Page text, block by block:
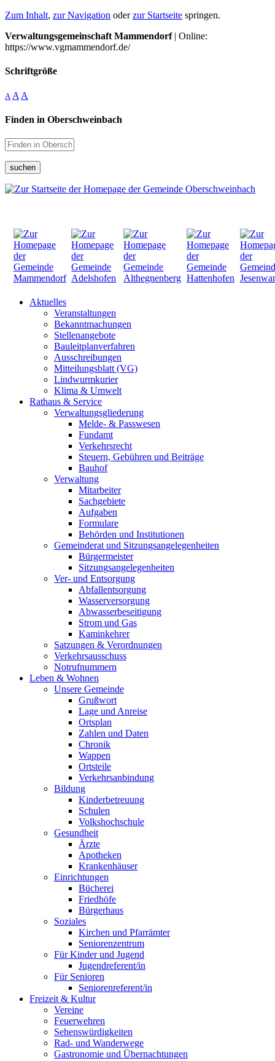
Zum Inhalt, zur Navigation oderzur Startseite springen.
Verwaltungsgemeinschaft Mammendorf| Online:
https://www.vgmammendorf.de/
Schriftgröße
A A A
Finden in Oberschweinbach
suchen
Aktuelles
Veranstaltungen
Bekanntmachungen
Stellenangebote
Bauleitplanverfahren
Ausschreibungen
Mitteilungsblatt (VG)
Lindwurmkurier
Klima & Umwelt
Rathaus & Service
Verwaltungsgliederung
Melde- & Passwesen
Fundamt
Verkehrsrecht
Steuern, Gebühren und Beiträge
Bauhof
Verwaltung
Mitarbeiter
Sachgebiete
Aufgaben
Formulare
Behörden und Institutionen
Gemeinderat und Sitzungsangelegenheiten
Bürgermeister
Sitzungsangelegenheiten
Ver- und Entsorgung
Abfallentsorgung
Wasserversorgung
Abwasserbeseitigung
Strom und Gas
Kaminkehrer
Satzungen & Verordnungen
Verkehrsausschuss
Notrufnummern
Leben & Wohnen
Unsere Gemeinde
Grußwort
Lage und Anreise
Ortsplan
Zahlen und Daten
Chronik
Wappen
Ortsteile
Verkehrsanbindung
Bildung
Kinderbetreuung
Schulen
Volkshochschule
Gesundheit
Ärzte
Apotheken
Krankenhäuser
Einrichtungen
Bücherei
Friedhöfe
Bürgerhaus
Soziales
Kirchen und Pfarrämter
Seniorenzentrum
Für Kinder und Jugend
Jugendreferent/in
Für Senioren
Seniorenreferent/in
Freizeit & Kultur
Vereine
Feuerwehren
Sehenswürdigkeiten
Rad- und Wanderwege
Gastronomie und Übernachtungen